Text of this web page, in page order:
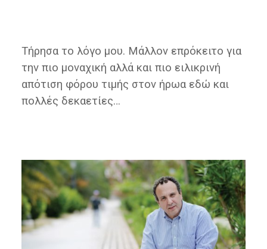
Τήρησα το λόγο μου. Μάλλον επρόκειτο για
την πιo μοναχική αλλά και πιo ειλικρινή
απότιση φόρου τιμής στον ήρωα εδώ και
πολλές δεκαετίες…